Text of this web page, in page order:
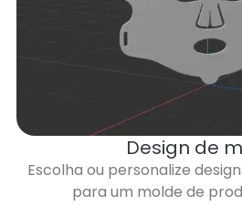
Design de
Escolha ou personalize
para um molde de